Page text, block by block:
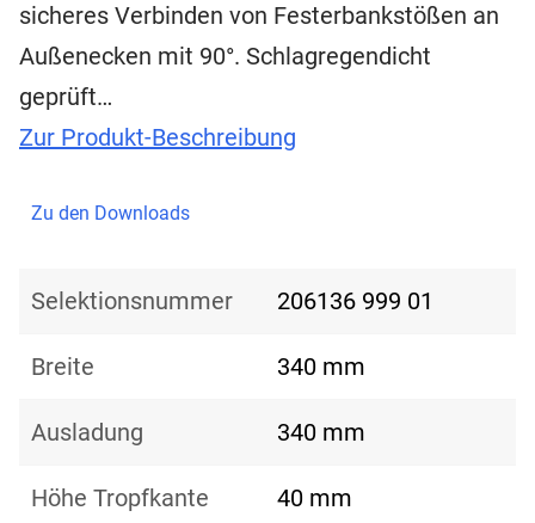
sicheres Verbinden von Festerbankstößen an
Außenecken mit 90°. Schlagregendicht
geprüft…
Zur Produkt-Beschreibung
Zu den Downloads
Selektionsnummer 206136 999 01
Breite 340 mm
Ausladung 340 mm
Höhe Tropfkante 40 mm